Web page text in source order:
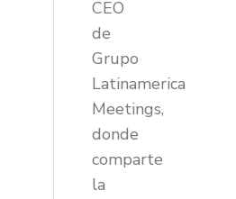
CEO
de
Grupo
Latinamerica
Meetings,
donde
comparte
la